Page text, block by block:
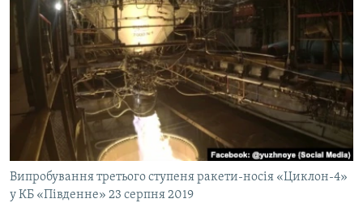
ВСЕ ЗА ДЕНЬ
СПЕЦПРОЕКТИ
ДЕПОРТАЦІЯ
ВІДЕОУРОКИ «ELIFBE»
СВІДЧЕННЯ ОКУПАЦІЇ
УКРАЇНСЬКА ПРОБЛЕМА КРИМУ
ІНФОГРАФІКА
ЯК ОБІЙТИ БЛОКУВАННЯ
Русский
Qırımtatar
ДОЛУЧАЙСЯ!
Випробування третього ступеня ракети-носія «Циклон-4»
у КБ «Південне» 23 серпня 2019